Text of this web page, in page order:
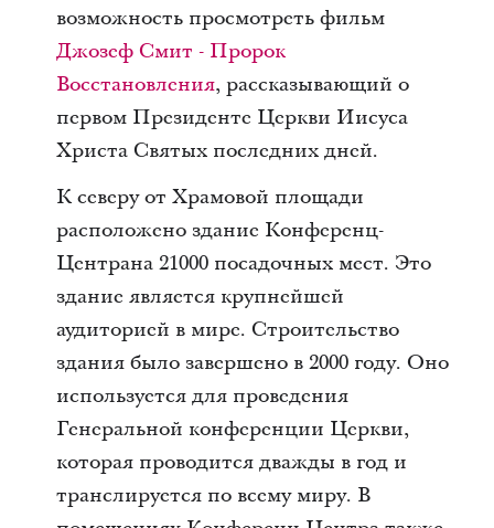
возможность просмотреть фильм
Джозеф Смит - Пророк
Восстановления, рассказывающий о
первом Президенте Церкви Иисуса
Христа Святых последних дней.
К северу от Храмовой площади
расположено здание Конференц-
Центрана 21000 посадочных мест. Это
здание является крупнейшей
аудиторией в мире. Строительство
здания было завершено в 2000 году. Оно
используется для проведения
Генеральной конференции Церкви,
которая проводится дважды в год и
транслируется по всему миру. В